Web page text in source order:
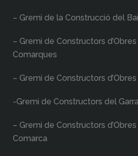
– Gremi de la Construcció del
– Gremi de Constructors
Comarques
– Gremi de Constructors
-Gremi de Constructors del
– Gremi de Constructors
Comarca